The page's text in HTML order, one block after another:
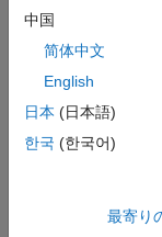
PDF
モデル システム
システムの入出
Simulink バス
中国
简体中文
English
日本 (日本語)
한국 (한국어)
最寄り